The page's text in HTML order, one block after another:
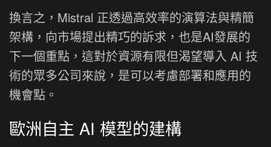
換言之，Mistral 正透過高效率的演算法與精簡
架構，向市場提出精巧的訴求，也是AI發展的
下一個重點，這對於資源有限但渴望導入 AI 技
術的眾多公司來說，是可以考慮部署和應用的
機會點。
歐洲自主 AI 模型的建構